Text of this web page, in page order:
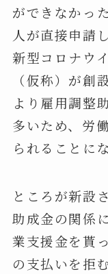
ができなかっ
人が直接申請
新型コロナウ
（仮称）が創
より雇用調整
多いため、労
られることに
ところが新設
助成金の関係
業支援金を貰
の支払いを拒